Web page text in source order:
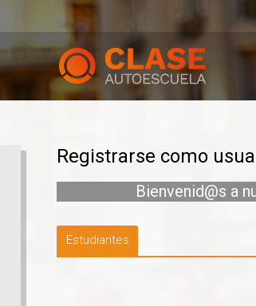
Registrarse como
Bienvenid@s a
Estudiantes